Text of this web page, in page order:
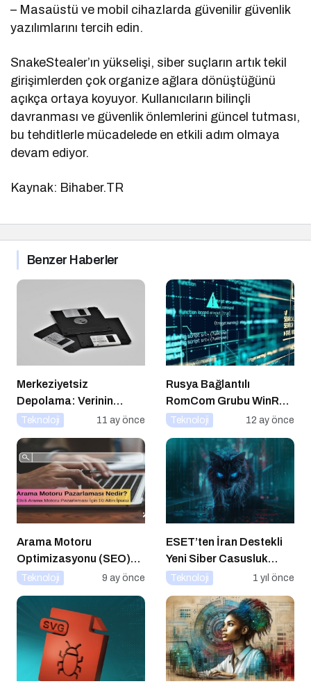
– Masaüstü ve mobil cihazlarda güvenilir güvenlik
yazılımlarını tercih edin.
SnakeStealer’ın yükselişi, siber suçların artık tekil
girişimlerden çok organize ağlara dönüştüğünü
açıkça ortaya koyuyor. Kullanıcıların bilinçli
davranması ve güvenlik önlemlerini güncel tutması,
bu tehditlerle mücadelede en etkili adım olmaya
devam ediyor.
Kaynak: Bihaber.TR
Benzer Haberler
Merkeziyetsiz
Depolama: Verinin
Geleceği Web3 ile
Teknoloji 11 ay önce
Rusya Bağlantılı
RomCom Grubu WinRAR
Açığını Hedef Aldı
Teknoloji 12 ay önce
Arama Motoru
Optimizasyonu (SEO)
Nedir? Etkili SEO İçin 10
Teknoloji 9 ay önce
ESET’ten İran Destekli
Yeni Siber Casusluk
Operasyonu Uyarısı
Teknoloji 1 yıl önce